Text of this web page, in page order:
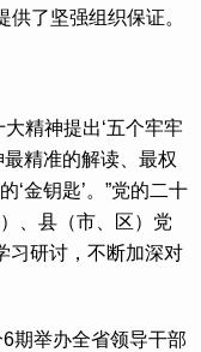
供了坚强组织保证。
精神提出‘五个牢牢
精准的解读、最权
‘金钥匙’。”党的二十
、县（市、区）党
习研讨，不断加深对
举办全省领导干部